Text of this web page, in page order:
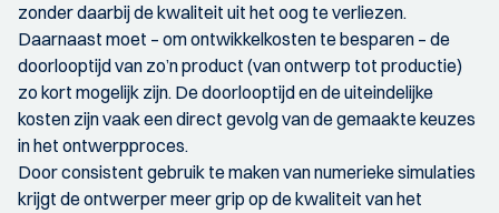
zonder daarbij de kwaliteit uit het oog te verliezen.
Daarnaast moet – om ontwikkelkosten te besparen – de
doorlooptijd van zo’n product (van ontwerp tot productie)
zo kort mogelijk zijn. De doorlooptijd en de uiteindelijke
kosten zijn vaak een direct gevolg van de gemaakte keuzes
in het ontwerpproces.
Door consistent gebruik te maken van numerieke simulaties
krijgt de ontwerper meer grip op de kwaliteit van het